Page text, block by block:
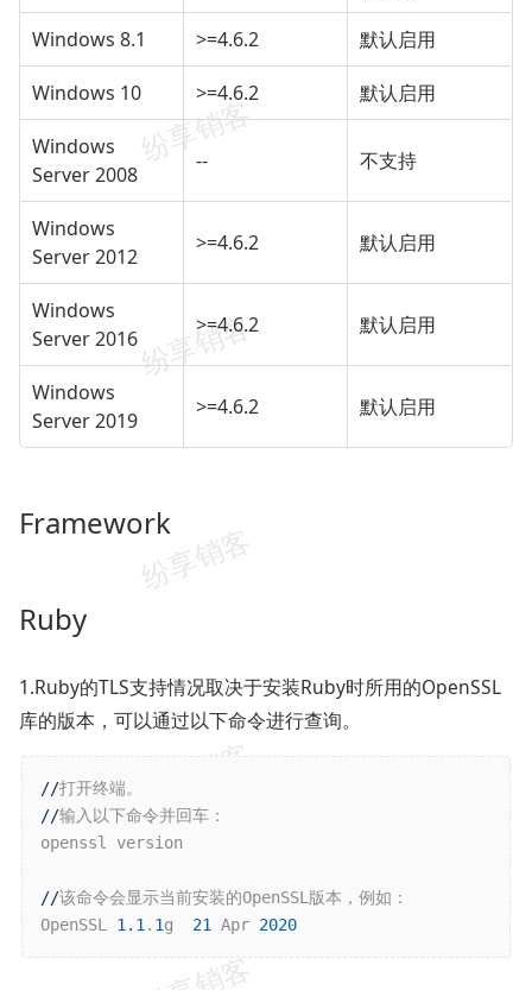
Windows 8.1 >=4.6.2 默认启用
Windows 10 >=4.6.2 默认启用
Windows
Server 2008
-- 不支持
Windows
Server 2012
>=4.6.2 默认启用
Windows
Server 2016
>=4.6.2 默认启用
Windows
Server 2019
>=4.6.2 默认启用
Framework
Ruby
1.Ruby的TLS支持情况取决于安装Ruby时所用的OpenSSL
库的版本，可以通过以下命令进行查询。
//
//输入以下命令并回车：
openssl version
//该命令会显示当前安装的OpenSSL版本，例如：
OpenSSL 1.1 . 1g 21 Apr 2020